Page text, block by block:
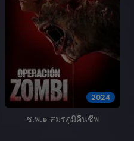
2024
ช.พ.๑ สมรภูมิคืนชีพ